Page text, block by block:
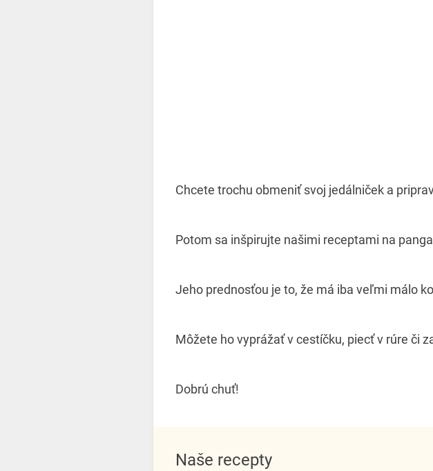
Chcete trochu obmeniť svoj jedálniček a
Potom sa inšpirujte našimi receptami na
Jeho prednosťou je to, že má iba veľmi málo
Môžete ho vyprážať v cestíčku, piecť v rúre či
Dobrú chuť!
Naše recepty